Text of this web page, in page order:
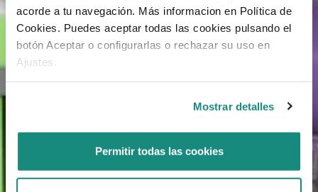
acorde a tu navegación. Más informacion en Política de
Cookies. Puedes aceptar todas las cookies pulsando el
botón Aceptar o configurarlas o rechazar su uso en
Ajustes.
Mostrar detalles
Permitir todas las cookies